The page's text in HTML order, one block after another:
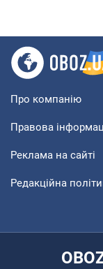
Про компанію
Правова
Реклама на сайті
Редакційна